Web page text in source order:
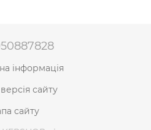
інформація
сайту
сайту